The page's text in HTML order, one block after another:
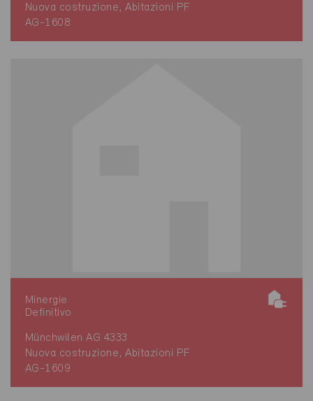
Nuova costruzione, Abitazioni PF
AG-1608
Minergie
Definitivo
Münchwilen AG 4333
Nuova costruzione, Abitazioni PF
AG-1609